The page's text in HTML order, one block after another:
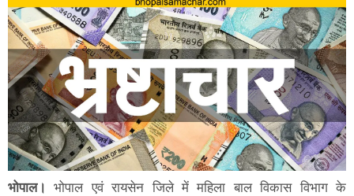
भोपाल। भोपाल एवं रायसेन जिले में महिला बाल विकास विभाग के